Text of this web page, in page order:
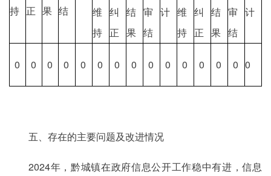
持 正 果 结
维
持
纠
正
结
果
审
结
计 维
持
纠
正
结
果
审
结
计
0 0 0 0 0 0 0 0 0 0 0 0 0 0 0
五、存在的主要问题及改进情况
2024年，黔城镇在政府信息公开工作稳中有进，信息